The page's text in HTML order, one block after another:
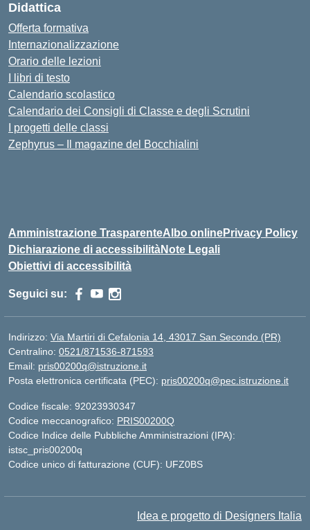
Didattica
Offerta formativa
Internazionalizzazione
Orario delle lezioni
I libri di testo
Calendario scolastico
Calendario dei Consigli di Classe e degli Scrutini
I progetti delle classi
Zephyrus – Il magazine del Bocchialini
Amministrazione TrasparenteAlbo onlinePrivacy Policy
Dichiarazione di accessibilitàNote Legali
Obiettivi di accessibilità
Seguici su:
Indirizzo: Via Martiri di Cefalonia 14, 43017 San Secondo (PR)
Centralino: 0521/871536-871593
Email: pris00200q@istruzione.it
Posta elettronica certificata (PEC): pris00200q@pec.istruzione.it
Codice fiscale: 92023930347
Codice meccanografico: PRIS00200Q
Codice Indice delle Pubbliche Amministrazioni (IPA):
istsc_pris00200q
Codice unico di fatturazione (CUF): UFZ0BS
Idea e progetto di Designers Italia